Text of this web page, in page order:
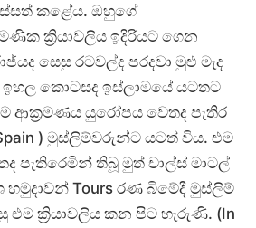
කළේය. ඔහුගේ
ක්‍රියාවලිය ඉදිරියට ගෙන
සෙසු රටවල්ද පරදවා මුළු මැද
ඉහල කොටසද ඉස්ලාමයේ යටතට
ආක්‍රමණය යුරෝපය වෙතද පැතිර
) මුස්ලිම්වරුන්ට යටත් විය. එම
පැතිරෙමින් තිබූ මුත් චාල්ස් මාටල්
හමුදාවන් Tours රණ බිමේදී මුස්ලිම්
එම ක්‍රියාවලිය කන පිට හැරුණි. (In